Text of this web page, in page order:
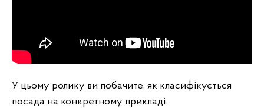
У цьому ролику ви побачите, як класифікується
посада на конкретному прикладі.